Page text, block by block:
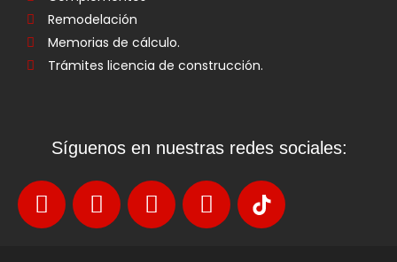
Remodelación
Memorias de cálculo.
Trámites licencia de construcción.
Síguenos en nuestras redes sociales: